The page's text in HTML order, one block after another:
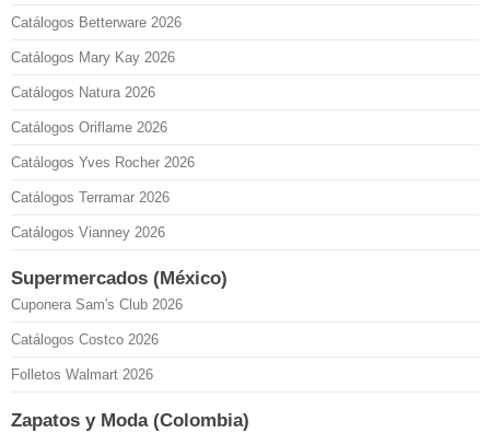
Catálogos Betterware 2026
Catálogos Mary Kay 2026
Catálogos Natura 2026
Catálogos Oriflame 2026
Catálogos Yves Rocher 2026
Catálogos Terramar 2026
Catálogos Vianney 2026
Supermercados (México)
Cuponera Sam's Club 2026
Catálogos Costco 2026
Folletos Walmart 2026
Zapatos y Moda (Colombia)